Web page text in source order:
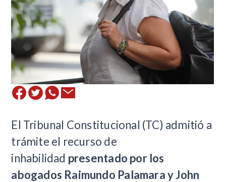
El Tribunal Constitucional (TC) admitió a
trámite el recurso de
inhabilidad presentado por los
abogados Raimundo Palamara y John